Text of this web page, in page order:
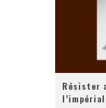
Résister